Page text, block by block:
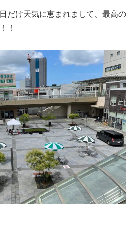
だけ天気に恵まれまして、最高の
！